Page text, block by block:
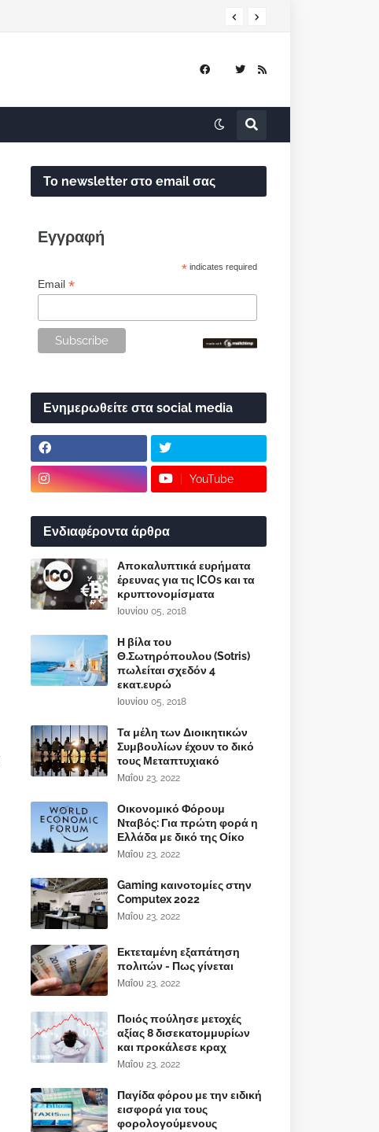
Το newsletter στο email σας
Εγγραφή
* indicates required
Email *
Ενημερωθείτε στα social media
YouTube
Ενδιαφέροντα άρθρα
Αποκαλυπτικά ευρήματα
έρευνας για τις ICOs και τα
κρυπτονομίσματα
Ιουνίου 05, 2018
Η βίλα του
Θ.Σωτηρόπουλου (Sotris)
πωλείται σχεδόν 4
εκατ.ευρώ
Ιουνίου 05, 2018
Τα μέλη των Διοικητικών
Συμβουλίων έχουν το δικό
τους Μεταπτυχιακό
Μαΐου 23, 2022
Οικονομικό Φόρουμ
Νταβός: Για πρώτη φορά η
Ελλάδα με δικό της Οίκο
Μαΐου 23, 2022
Gaming καινοτομίες στην
Computex 2022
Μαΐου 23, 2022
Εκτεταμένη εξαπάτηση
πολιτών - Πως γίνεται
Μαΐου 23, 2022
Ποιός πούλησε μετοχές
αξίας 8 δισεκατομμυρίων
και προκάλεσε κραχ
Μαΐου 23, 2022
Παγίδα φόρου με την ειδική
εισφορά για τους
φορολογούμενους